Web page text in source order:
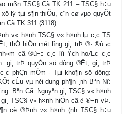
mßn TSC§ Cã TK 211 – TSC§ h÷u
lý tµi s¶n thiÕu, c¨n cø vµo quyÕt
Cã TK 311 (3118)
v« h×nh TSC§ v« h×nh lµ c¸c TS
thÓ hiÖn mét l­îng gi¸ trÞ ®· ®ù¬c
cã ®ù¬c c¸c lîi Ých hoÆc c¸c
gi¸ trÞ quyÒn sö dông ®Êt, gi¸ trÞ
phÇn mÒm - Tµi kho¶n sö dông:
cÊu vµ néi dung ph¶n ¸nh Bªn Nî:
Bªn Cã: Nguyªn gi¸ TSC§ v« h×nh
gi¸ TSC§ v« h×nh hiÖn cã ë ®¬n vÞ.
cè ®Þnh v« h×nh (nh­ TSC§ h÷u